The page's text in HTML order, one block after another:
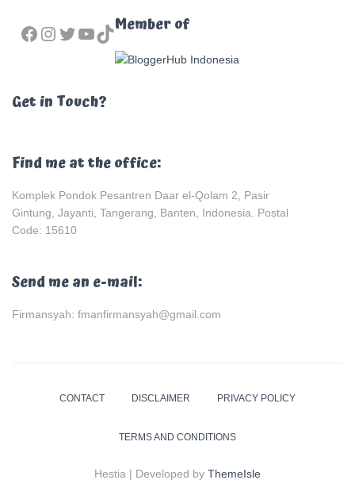
FACEBOOK INSTAGRAM TWITTER YOUTUBE TIKTOK
Member of
Get in Touch?
Find me at the office:
Komplek Pondok Pesantren Daar el-Qolam 2, Pasir
Gintung, Jayanti, Tangerang, Banten, Indonesia. Postal
Code: 15610
Send me an e-mail:
Firmansyah: fmanfirmansyah@gmail.com
CONTACT DISCLAIMER PRIVACY POLICY
TERMS AND CONDITIONS
Hestia | Developed by ThemeIsle